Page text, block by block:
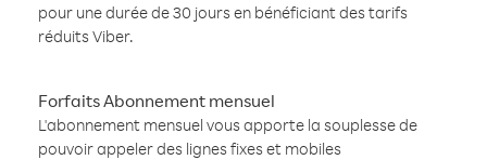
pour une durée de 30 jours en bénéficiant des tarifs
réduits Viber.
Forfaits Abonnement mensuel
L'abonnement mensuel vous apporte la souplesse de
pouvoir appeler des lignes fixes et mobiles